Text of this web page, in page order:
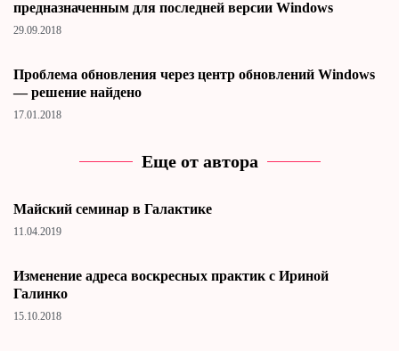
предназначенным для последней версии Windows
29.09.2018
Проблема обновления через центр обновлений Windows
— решение найдено
17.01.2018
Еще от автора
Майский семинар в Галактике
11.04.2019
Изменение адреса воскресных практик с Ириной
Галинко
15.10.2018